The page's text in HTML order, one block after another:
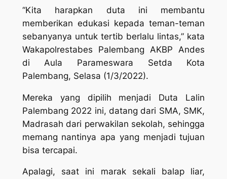
“Kita harapkan duta ini membantu
memberikan edukasi kepada teman-teman
sebanyanya untuk tertib berlalu lintas,” kata
Wakapolrestabes Palembang AKBP Andes
di Aula Parameswara Setda Kota
Palembang, Selasa (1/3/2022).
Mereka yang dipilih menjadi Duta Lalin
Palembang 2022 ini, datang dari SMA, SMK,
Madrasah dari perwakilan sekolah, sehingga
memang nantinya apa yang menjadi tujuan
bisa tercapai.
Apalagi, saat ini marak sekali balap liar,